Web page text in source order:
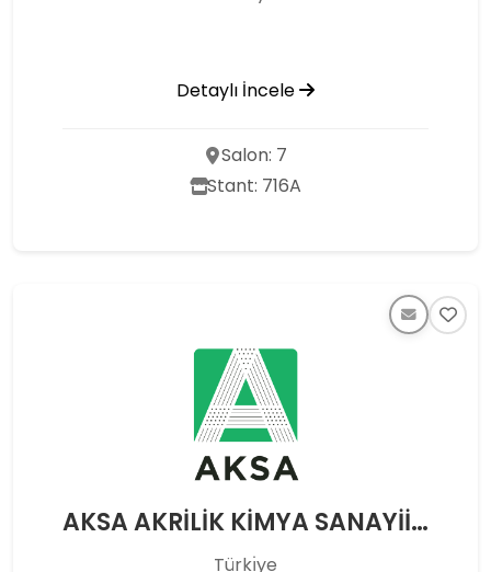
Detaylı İncele
Salon: 7
Stant: 716A
AKSA AKRİLİK KİMYA SANAYİİ A. Ş.
Türkı̇ye